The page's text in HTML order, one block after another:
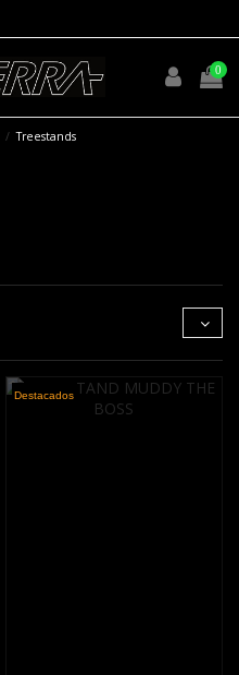
0
Treestands
Destacados